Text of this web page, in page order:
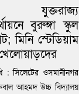
যুক্তরাজ্য
বুরুঙ্গা স্কুল
মিনি স্টেডিয়াম
খেলোয়াড়দের
: সিলেটের ওসমানীনগর
আহমদ উচ্চ বিদ্যালয়